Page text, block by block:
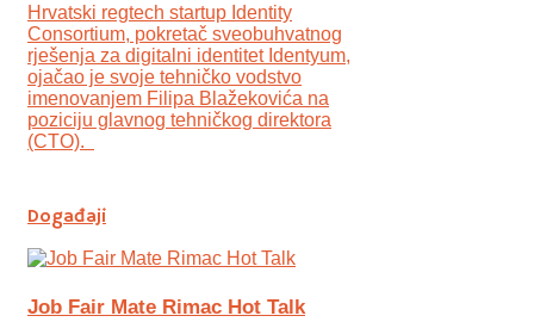
Hrvatski regtech startup Identity
Consortium, pokretač sveobuhvatnog
rješenja za digitalni identitet Identyum,
ojаčao je svoje tehničko vodstvo
imenovanjem Filipa Blažekovića na
poziciju glavnog tehničkog direktora
(CTO).
Događaji
Job Fair Mate Rimac Hot Talk